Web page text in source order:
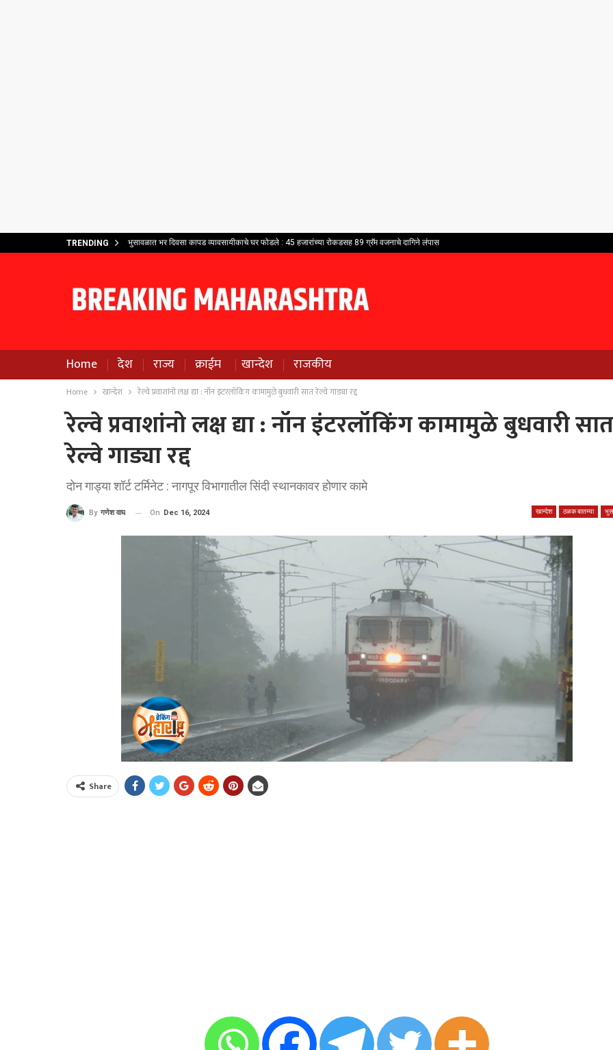
TRENDING भुसावळात भर दिवसा कापड व्यावसायीकाचे घर फोडले : 45 हजारांच्या रोकडसह 89 ग्रॅम वजनाचे दागिने लंपास
Home देश राज्य क्राईम खान्देश राजकीय
Home खान्देश रेल्वे प्रवाशांनो लक्ष द्या : नॉन इंटरलॉकिंग कामामुळे बुधवारी सात रेल्वे गाड्या रद्द
रेल्वे प्रवाशांनो लक्ष द्या : नॉन इंटरलॉकिंग कामामुळे बुधवारी सात
रेल्वे गाड्या रद्द
दोन गाड्या शॉर्ट टर्मिनेट : नागपूर विभागातील सिंदी स्थानकावर होणार कामे
खान्देश ठळक बातम्या
By गणेश वाघ On Dec 16, 2024
Share